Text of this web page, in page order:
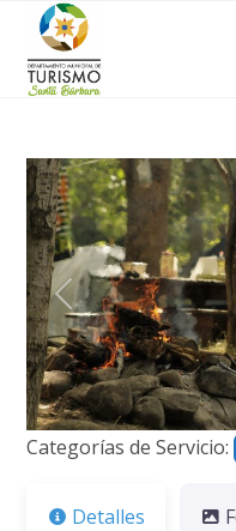
Anterior
Categorías de Servicio:
Detalles